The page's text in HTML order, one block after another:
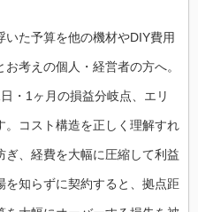
いた予算を他の機材やDIY費用
考えの個人・経営者の方へ。
・1ヶ月の損益分岐点、エリ
。コスト構造を正しく理解すれ
、経費を大幅に圧縮して利益
知らずに契約すると、拠点距